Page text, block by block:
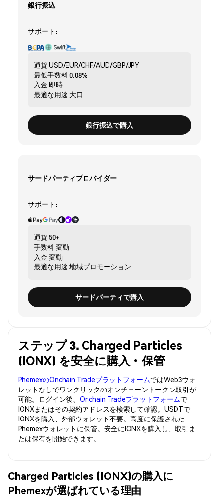
銀行振込
サポート:
通貨USD/EUR/CHF/AUD/GBP/JPY
最低手数料0.08%
入金 即時
最適な用途 大口
銀行振込で購入
サードパーティプロバイダー
サポート:
通貨 50+
手数料変動
入金 変動
最適な用途 地域プロモーション
サードパーティで購入
ステップ 3. Charged Particles
(IONX) を安全に購入・保管
PhemexのOnchain TradeプラットフォームではWeb3ウォ
レットなしでワンクリックのオンチェーントークン取引が
可能。ログイン後、 Onchain Tradeプラットフォームで
IONXまたはその契約アドレスを検索して確認。USDTで
IONXを購入、外部ウォレット不要。高度に保護された
Phemexウォレットに保管。安全にIONXを購入し、取引ま
たは保有を開始できます。
Charged Particles (IONX)の購入に
Phemexが選ばれている理由